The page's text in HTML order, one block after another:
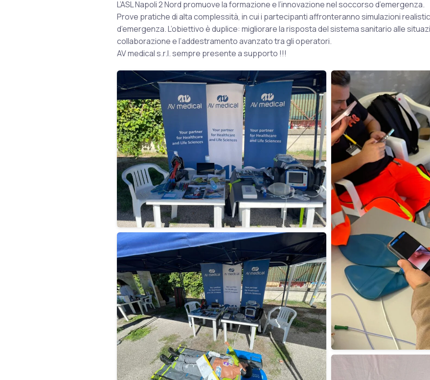
L’ASL Napoli 2 Nord promuove la formazione e l’innovazione nel soccorso d’emergenza.
Prove pratiche di alta complessità, in cui i partecipanti affronteranno simulazioni
d’emergenza. L’obiettivo è duplice: migliorare la risposta del sistema sanitario alle
collaborazione e l’addestramento avanzato tra gli operatori.
AV medical s.r.l. sempre presente a supporto !!!